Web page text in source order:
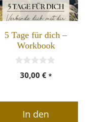
5 Tage für dich –
Workbook
5
30,00 € *
In den